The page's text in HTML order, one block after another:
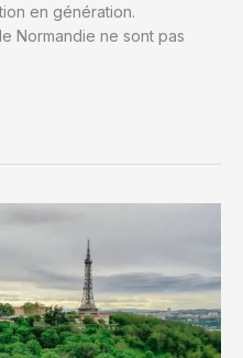
en génération.
Normandie ne sont pas